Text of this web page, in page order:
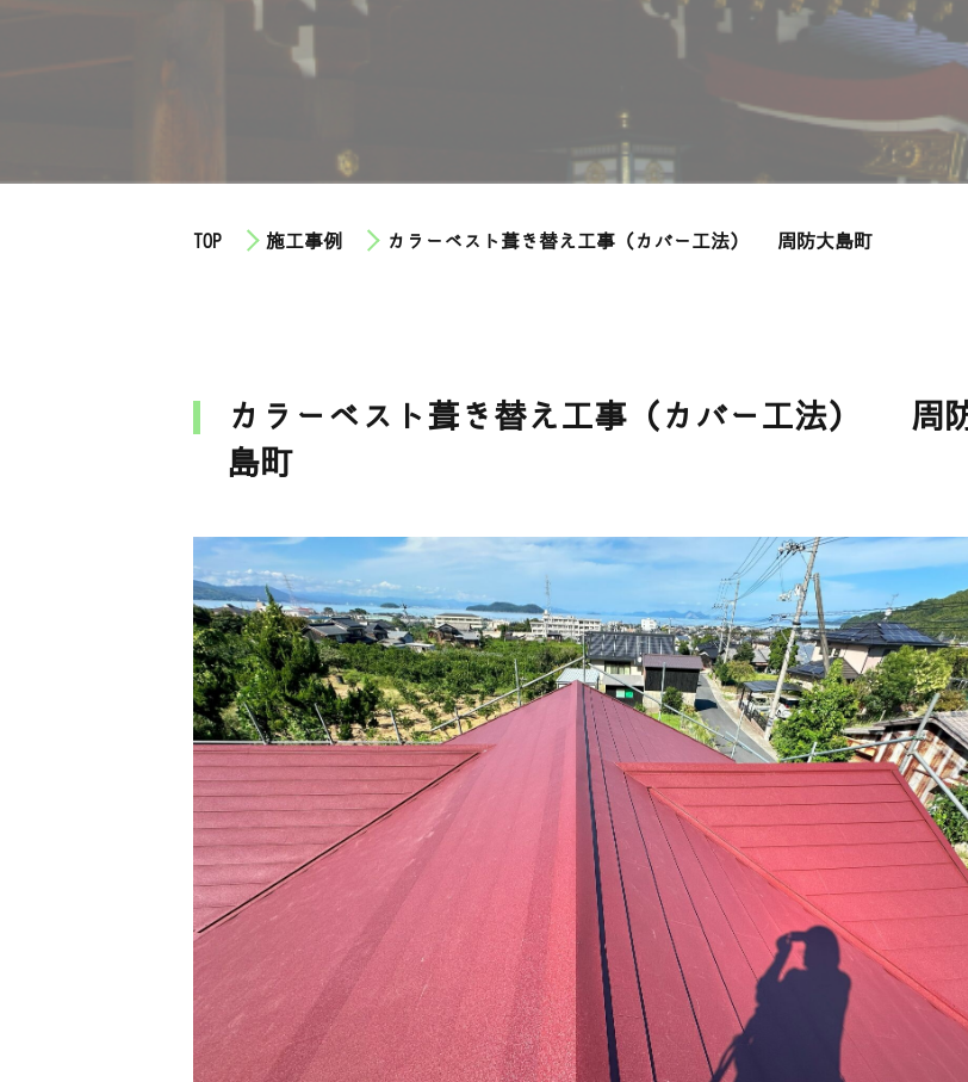
TOP 施工事例 カラーベスト葺き替え工事（カバー工法） 周防大島町
カラーベスト葺き替え工事（カバー工法） 周
島町